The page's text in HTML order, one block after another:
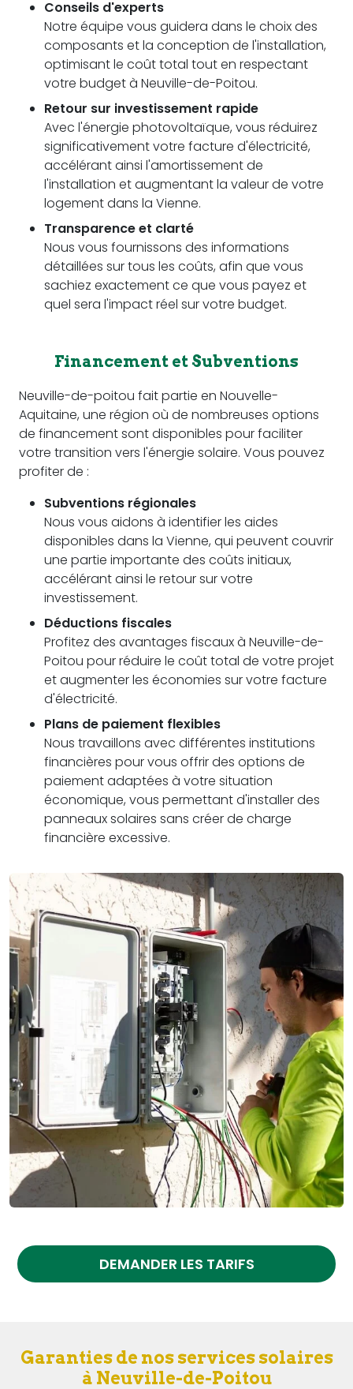
Conseils d'experts
Notre équipe vous guidera dans le choix des
composants et la conception de l'installation,
optimisant le coût total tout en respectant
votre budget à Neuville-de-Poitou.
Retour sur investissement rapide
Avec l'énergie photovoltaïque, vous réduirez
significativement votre facture d'électricité,
accélérant ainsi l'amortissement de
l'installation et augmentant la valeur de votre
logement dans la Vienne.
Transparence et clarté
Nous vous fournissons des informations
détaillées sur tous les coûts, afin que vous
sachiez exactement ce que vous payez et
quel sera l'impact réel sur votre budget.
Financement et Subventions
Neuville-de-poitou fait partie en Nouvelle-
Aquitaine, une région où de nombreuses options
de financement sont disponibles pour faciliter
votre transition vers l'énergie solaire. Vous pouvez
profiter de :
Subventions régionales
Nous vous aidons à identifier les aides
disponibles dans la Vienne, qui peuvent couvrir
une partie importante des coûts initiaux,
accélérant ainsi le retour sur votre
investissement.
Déductions fiscales
Profitez des avantages fiscaux à Neuville-de-
Poitou pour réduire le coût total de votre projet
et augmenter les économies sur votre facture
d'électricité.
Plans de paiement flexibles
Nous travaillons avec différentes institutions
financières pour vous offrir des options de
paiement adaptées à votre situation
économique, vous permettant d'installer des
panneaux solaires sans créer de charge
financière excessive.
DEMANDER LES TARIFS
Garanties de nos services solaires
à Neuville-de-Poitou